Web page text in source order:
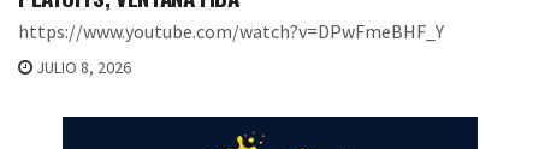
https://www.youtube.com/watch?v=DPwFmeBHF_Y
JULIO 8, 2026